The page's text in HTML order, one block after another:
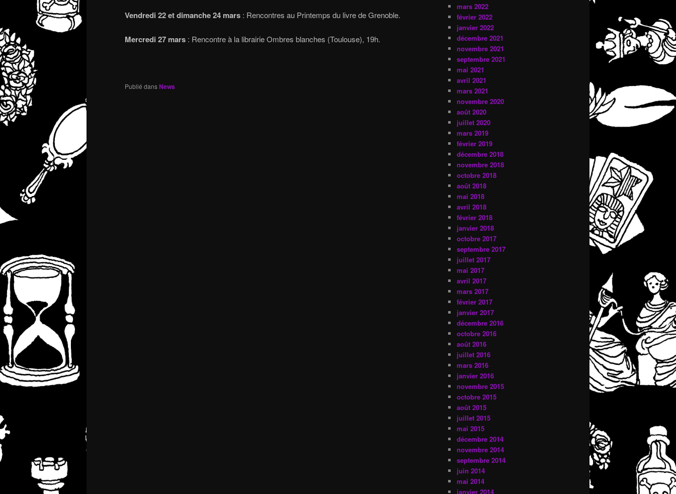
Vendredi 22 et dimanche 24 mars : Rencontres au Printemps du livre de Grenoble.
Mercredi 27 mars : Rencontre à la librairie Ombres blanches (Toulouse), 19h.
Publié dansNews
mars 2022
février 2022
janvier 2022
décembre 2021
novembre 2021
septembre 2021
mai 2021
avril 2021
mars 2021
novembre 2020
août 2020
juillet 2020
mars 2019
février 2019
décembre 2018
novembre 2018
octobre 2018
août 2018
mai 2018
avril 2018
février 2018
janvier 2018
octobre 2017
septembre 2017
juillet 2017
mai 2017
avril 2017
mars 2017
février 2017
janvier 2017
décembre 2016
octobre 2016
août 2016
juillet 2016
mars 2016
janvier 2016
novembre 2015
octobre 2015
août 2015
juillet 2015
mai 2015
décembre 2014
novembre 2014
septembre 2014
juin 2014
mai 2014
janvier 2014